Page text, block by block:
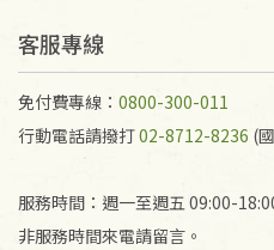
不接受退貨之手抄稿，為敬
代為結緣處理等。 若需將
產生的運費100元/箱將由消
客服專線
免付費專線： 0800-300-011
行動電話請撥打02-8712-8236 (
服務時間：週一至週五 09:00-
非服務時間來電請留言。